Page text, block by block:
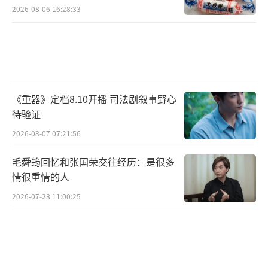
2026-08-06 16:28:33
《重器》定档8.10开播 司法剧叙事野心
待验证
2026-08-07 07:21:56
毛舜筠回忆和张国荣交往经历：是很多
情很重情的人
2026-07-28 11:00:25